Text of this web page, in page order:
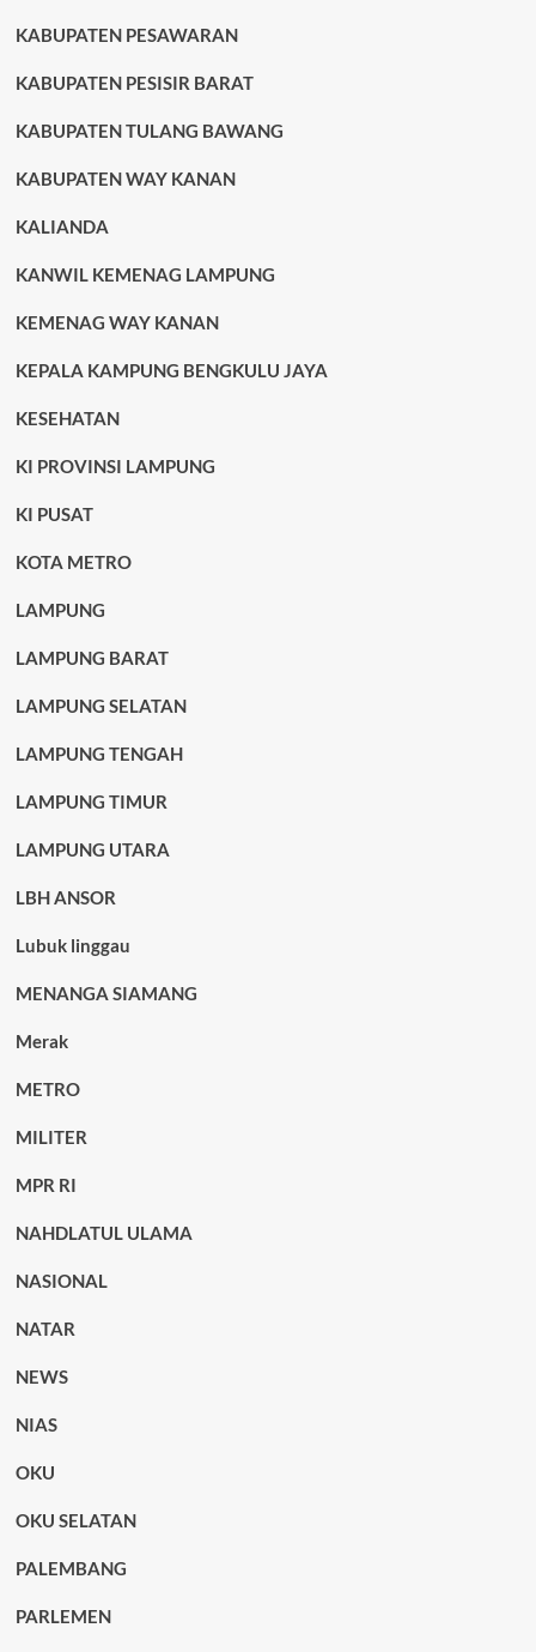
KABUPATEN PESAWARAN
KABUPATEN PESISIR BARAT
KABUPATEN TULANG BAWANG
KABUPATEN WAY KANAN
KALIANDA
KANWIL KEMENAG LAMPUNG
KEMENAG WAY KANAN
KEPALA KAMPUNG BENGKULU JAYA
KESEHATAN
KI PROVINSI LAMPUNG
KI PUSAT
KOTA METRO
LAMPUNG
LAMPUNG BARAT
LAMPUNG SELATAN
LAMPUNG TENGAH
LAMPUNG TIMUR
LAMPUNG UTARA
LBH ANSOR
Lubuk linggau
MENANGA SIAMANG
Merak
METRO
MILITER
MPR RI
NAHDLATUL ULAMA
NASIONAL
NATAR
NEWS
NIAS
OKU
OKU SELATAN
PALEMBANG
PARLEMEN